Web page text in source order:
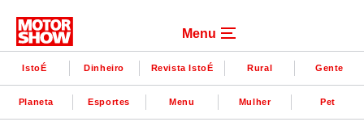
Menu
IstoÉ Dinheiro Revista IstoÉ Rural Gente
Planeta Esportes Menu Mulher Pet